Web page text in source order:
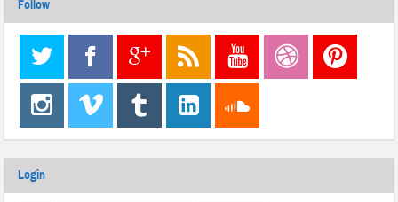
Follow
Login